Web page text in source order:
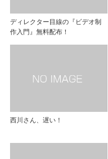
ディレクター目線の『ビデオ制
作入門』無料配布！
西川さん、遅い！